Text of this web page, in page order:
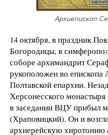
Архиепископ
14 октября, в праздник
Богородицы, в
соборе архимандрит
рукоположен во епископа
Полтавской епархии.
Херсонесского
в заседании ВЦУ прибыл
(Храповицкий). Он и
архиерейскую хиротонию